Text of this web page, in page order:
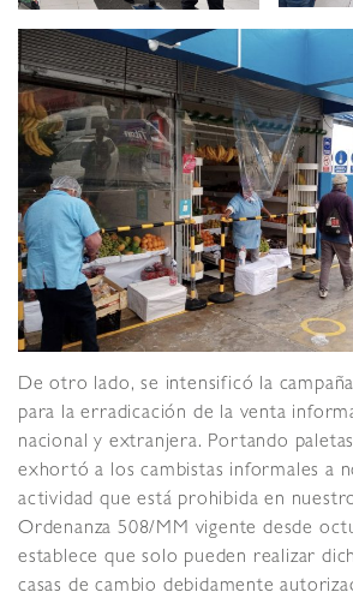
De otro lado, se intensificó la
para la erradicación de la venta
nacional y extranjera. Portando
exhortó a los cambistas informales a
actividad que está prohibida en
Ordenanza 508/MM vigente desde
establece que solo pueden realizar
casas de cambio debidamente